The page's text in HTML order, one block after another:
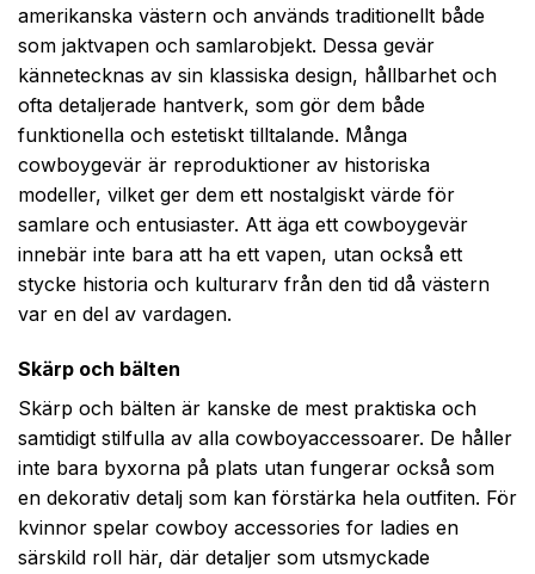
amerikanska västern och används traditionellt både
som jaktvapen och samlarobjekt. Dessa gevär
kännetecknas av sin klassiska design, hållbarhet och
ofta detaljerade hantverk, som gör dem både
funktionella och estetiskt tilltalande. Många
cowboygevär är reproduktioner av historiska
modeller, vilket ger dem ett nostalgiskt värde för
samlare och entusiaster. Att äga ett cowboygevär
innebär inte bara att ha ett vapen, utan också ett
stycke historia och kulturarv från den tid då västern
var en del av vardagen.
Skärp och bälten
Skärp och bälten är kanske de mest praktiska och
samtidigt stilfulla av alla cowboyaccessoarer. De håller
inte bara byxorna på plats utan fungerar också som
en dekorativ detalj som kan förstärka hela outfiten. För
kvinnor spelar cowboy accessories for ladies en
särskild roll här, där detaljer som utsmyckade